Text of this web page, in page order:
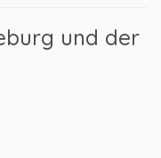
und der